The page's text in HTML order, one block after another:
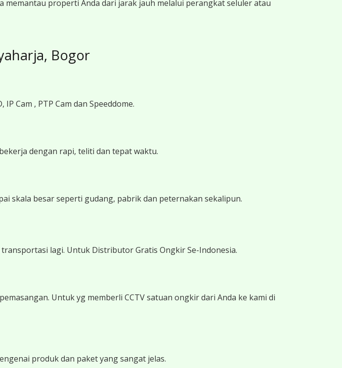
memantau properti Anda dari jarak jauh melalui perangkat seluler atau
Bogor
Cam , PTP Cam dan Speeddome.
dengan rapi, teliti dan tepat waktu.
skala besar seperti gudang, pabrik dan peternakan sekalipun.
lagi. Untuk Distributor Gratis Ongkir Se-Indonesia.
Untuk yg memberli CCTV satuan ongkir dari Anda ke kami di
produk dan paket yang sangat jelas.